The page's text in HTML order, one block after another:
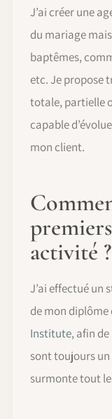
J’ai créer une
du mariage
baptêmes,
etc. Je propose
totale, partielle
capable
mon client.
activité ?
J’ai effectué un
de mon diplôme
Institute, afin
sont toujours
surmonte tout